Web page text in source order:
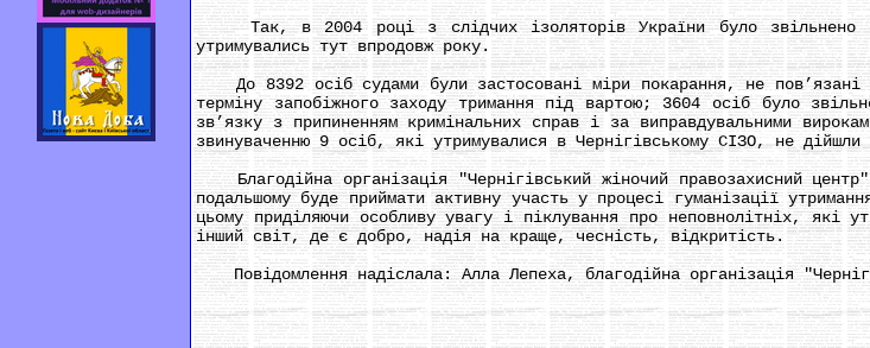
Так, в 2004 році з слідчих ізоляторів України було звільнено
утримувались тут впродовж року.
До 8392 осіб судами були застосовані міри покарання, не пов’язані
терміну запобіжного заходу тримання під вартою; 3604 осіб було
зв’язку з припиненням кримінальних справ і за виправдувальними
звинуваченню 9 осіб, які утримувалися в Чернігівському СІЗО, не дійшли
Благодійна організація "Чернігівський жіночий правозахисний
подальшому буде приймати активну участь у процесі гуманізації
цьому приділяючи особливу увагу і піклування про неповнолітніх, які
інший світ, де є добро, надія на краще, чесність, відкритість.
Повідомлення надіслала: Алла Лепеха, благодійна організація